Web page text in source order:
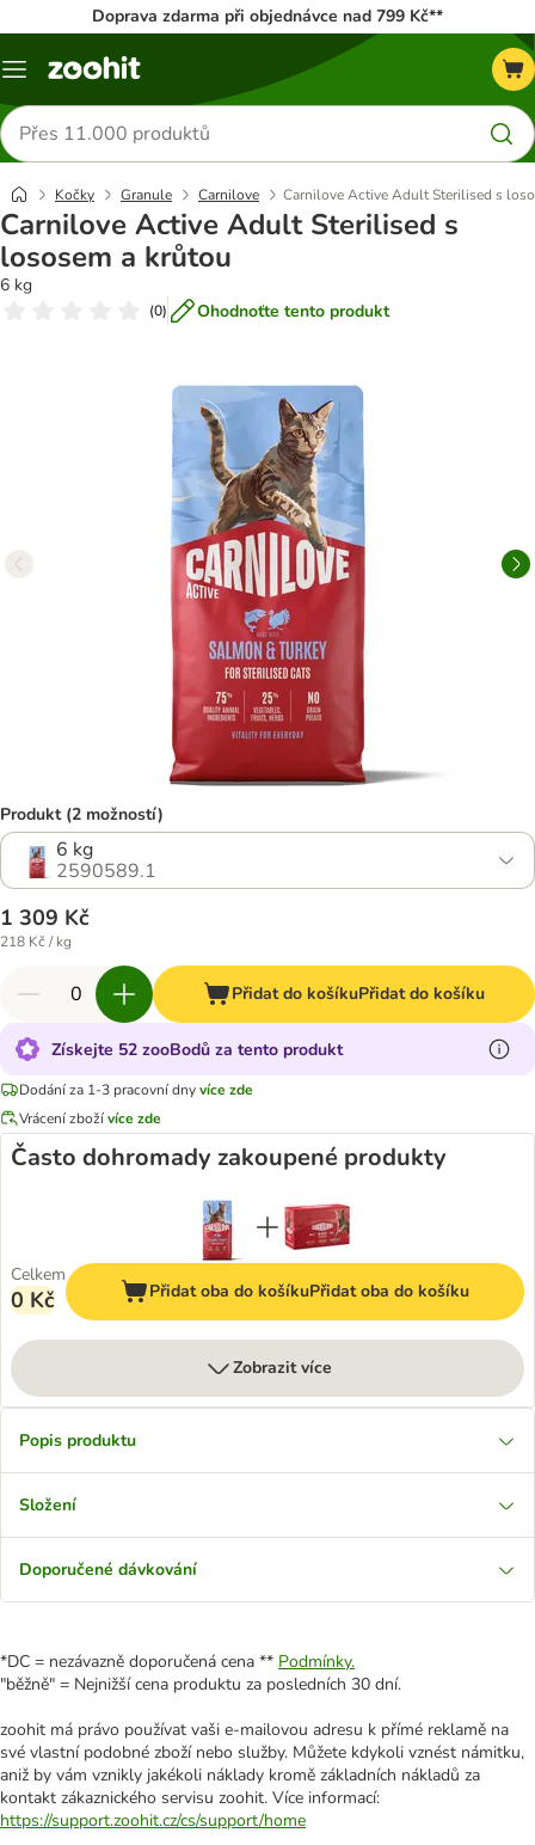
Doprava zdarma při objednávce nad 799 Kč**
Menu
Hledat
produkty
Kočky Granule Carnilove Carnilove Active Adult Sterilised s
Carnilove Active Adult Sterilised s
lososem a krůtou
6 kg
(0) Ohodnoťte tento produkt
Produkt (2 možností)
6 kg
2590589.1
1 309 Kč
218 Kč / kg
Přidat do košíkuPřidat do košíku
Získejte 52 zooBodů za tento produkt
Dodání za 1-3 pracovní dnyvíce zde
Vrácení zbožívíce zde
Často dohromady zakoupené produkty
Celkem
0 Kč Přidat oba do košíkuPřidat oba do košíku
Zobrazit více
Popis produktu
Složení
Doporučené dávkování
*DC = nezávazně doporučená cena ** Podmínky.
"běžně" = Nejnižší cena produktu za posledních 30 dní.
zoohit má právo používat vaši e-mailovou adresu k přímé reklamě na
své vlastní podobné zboží nebo služby. Můžete kdykoli vznést námitku,
aniž by vám vznikly jakékoli náklady kromě základních nákladů za
kontakt zákaznického servisu zoohit. Více informací:
https://support.zoohit.cz/cs/support/home